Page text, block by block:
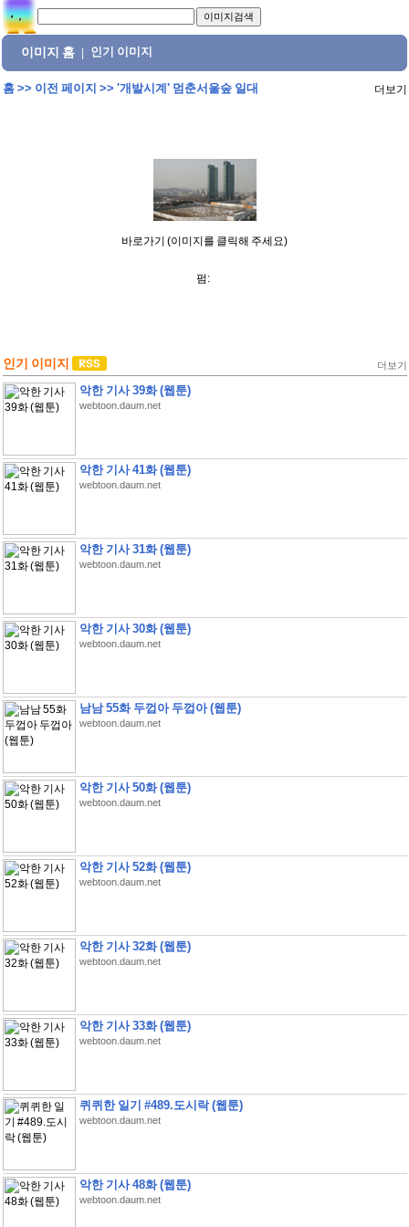
이미지 홈 인기 이미지
홈>> 이전 페이지 >> '개발시계' 멈춘서울숲 일대 더보기
바로가기 (이미지를 클릭해 주세요)
펌:
인기 이미지 더보기
악한 기사 39화 (웹툰)
webtoon.daum.net
악한 기사 41화 (웹툰)
webtoon.daum.net
악한 기사 31화 (웹툰)
webtoon.daum.net
악한 기사 30화 (웹툰)
webtoon.daum.net
남남 55화 두껍아 두껍아 (웹툰)
webtoon.daum.net
악한 기사 50화 (웹툰)
webtoon.daum.net
악한 기사 52화 (웹툰)
webtoon.daum.net
악한 기사 32화 (웹툰)
webtoon.daum.net
악한 기사 33화 (웹툰)
webtoon.daum.net
퀴퀴한 일기 #489.도시락 (웹툰)
webtoon.daum.net
악한 기사 48화 (웹툰)
webtoon.daum.net